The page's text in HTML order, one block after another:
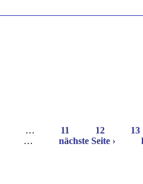
… 11 12 13
… nächste Seite ›